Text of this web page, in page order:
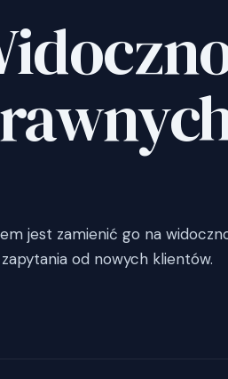
jest zamienić go na
od nowych klientów.